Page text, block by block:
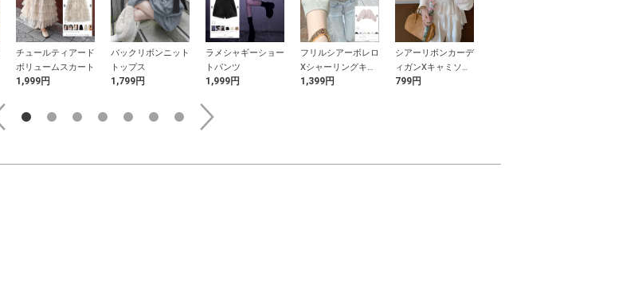
チュールティアード
ボリュームスカート
1,999円
バックリボンニット
トップス
1,799円
ラメシャギーショー
トパンツ
1,999円
フリルシアーボレロ
Xシャーリングキャ
ミソールアンサンブ
1,399円
シアーリボンカーデ
ィガンXキャミソー
ルセットアップ
799円